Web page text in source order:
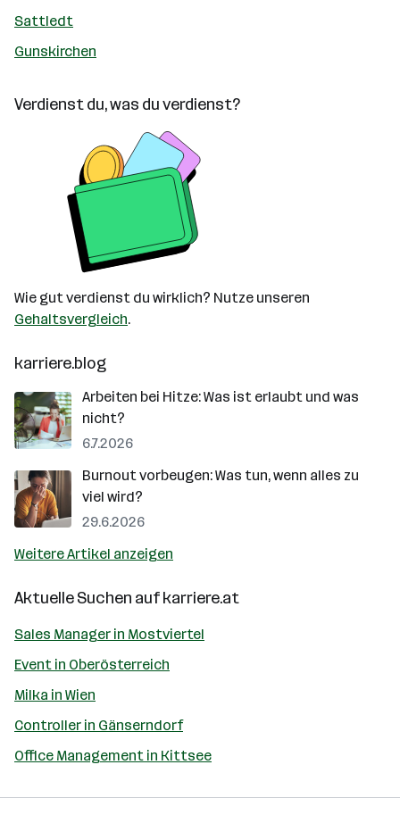
Sattledt
Gunskirchen
Verdienst du, was du verdienst?
Wie gut verdienst du wirklich? Nutze unseren
Gehaltsvergleich.
karriere.blog
Arbeiten bei Hitze: Was ist erlaubt und was
nicht?
6.7.2026
Burnout vorbeugen: Was tun, wenn alles zu
viel wird?
29.6.2026
Weitere Artikel anzeigen
Aktuelle Suchen aufkarriere.at
Sales Manager in Mostviertel
Event in Oberösterreich
Milka in Wien
Controller in Gänserndorf
Office Management in Kittsee